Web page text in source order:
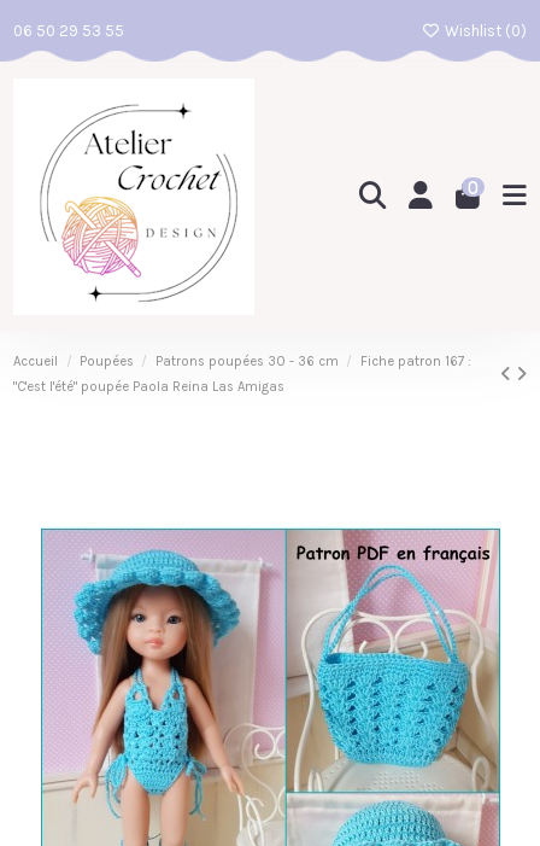
06 50 29 53 55 Wishlist (0)
0
Accueil Poupées Patrons poupées 30 - 36 cm
Fiche patron 167 :
"C'est l'été" poupée Paola Reina Las Amigas